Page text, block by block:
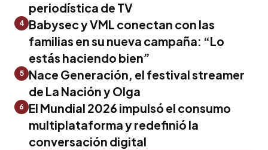
periodística de TV
4 Babysec y VML conectan con las
familias en su nueva campaña: “Lo
estás haciendo bien”
5
Nace Generación, el festival streamer
de La Nación y Olga
6
El Mundial 2026 impulsó el consumo
multiplataforma y redefinió la
conversación digital